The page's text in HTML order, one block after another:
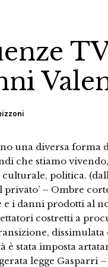
una diversa forma
che stiamo
politica.
– Ombre
e i danni prodotti al
costretti a
dissimulata
è stata imposta
legge Gasparri